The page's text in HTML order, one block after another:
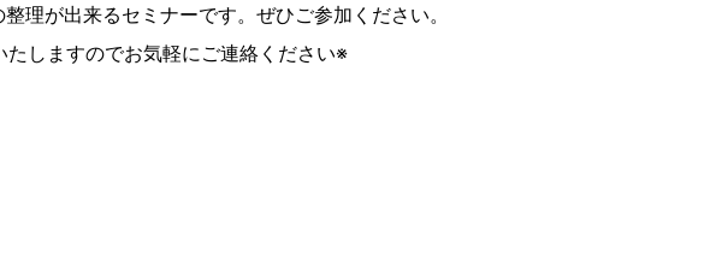
理が出来るセミナーです。ぜひご参加ください。
しますのでお気軽にご連絡ください※